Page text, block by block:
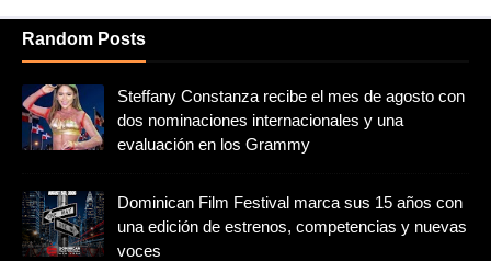
Random Posts
Steffany Constanza recibe el mes de agosto con
dos nominaciones internacionales y una
evaluación en los Grammy
Dominican Film Festival marca sus 15 años con
una edición de estrenos, competencias y nuevas
voces